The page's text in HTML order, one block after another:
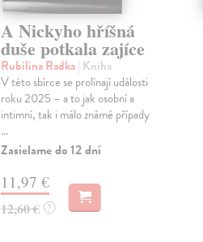
A Nickyho hříšná
duše potkala zajíce
Rubilina Radka| Kniha
V této sbírce se prolínají události
roku 2025 – a to jak osobní a
intimní, tak i málo známé případy
...
Zasielame do 12 dní
11,97 €
12,60 € ?